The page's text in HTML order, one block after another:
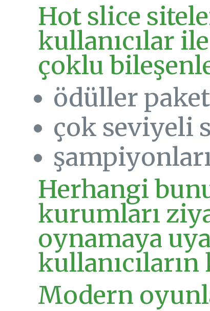
Hot slice
kullanıcılar
çoklu
ödüller
çok seviyeli
Herhangi
kurumları
oynamaya
Modern